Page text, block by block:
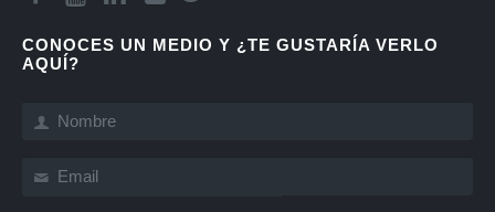
CONOCES UN MEDIO Y ¿TE GUSTARÍA VERLO
AQUÍ?